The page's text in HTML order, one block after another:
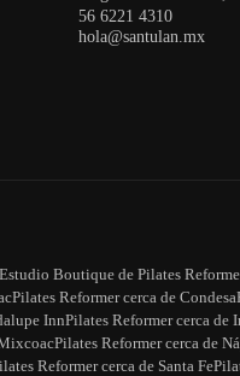
56 6221 4310
hola@santulan.mx
Estudio Boutique de Pilates
Pilates Reformer cerca de Condesa
InnPilates Reformer cerca de
Pilates Reformer cerca de
Reformer cerca de Santa Fe